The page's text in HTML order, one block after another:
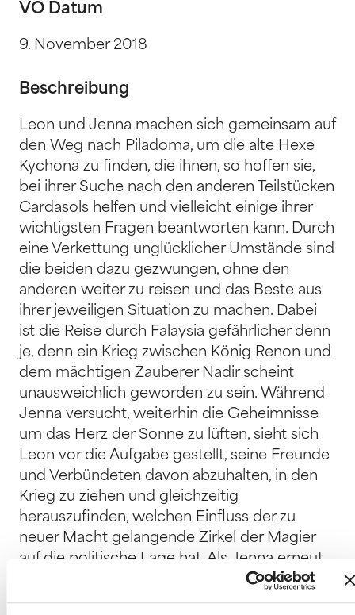
VÖ Datum
9. November 2018
Beschreibung
Leon und Jenna machen sich gemeinsam auf
den Weg nach Piladoma, um die alte Hexe
Kychona zu finden, die ihnen, so hoffen sie,
bei ihrer Suche nach den anderen Teilstücken
Cardasols helfen und vielleicht einige ihrer
wichtigsten Fragen beantworten kann. Durch
eine Verkettung unglücklicher Umstände sind
die beiden dazu gezwungen, ohne den
anderen weiter zu reisen und das Beste aus
ihrer jeweiligen Situation zu machen. Dabei
ist die Reise durch Falaysia gefährlicher denn
je, denn ein Krieg zwischen König Renon und
dem mächtigen Zauberer Nadir scheint
unausweichlich geworden zu sein. Während
Jenna versucht, weiterhin die Geheimnisse
um das Herz der Sonne zu lüften, sieht sich
Leon vor die Aufgabe gestellt, seine Freunde
und Verbündeten davon abzuhalten, in den
Krieg zu ziehen und gleichzeitig
herauszufinden, welchen Einfluss der zu
neuer Macht gelangende Zirkel der Magier
auf die politische Lage hat. Als Jenna erneut
dem Feind in die Hände fällt und spurlos
verschwindet, scheint das Schicksal für alle